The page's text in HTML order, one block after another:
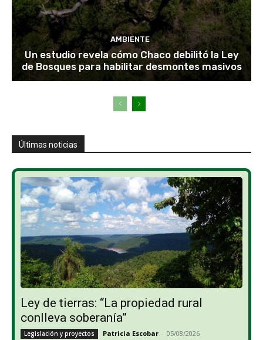
AMBIENTE
Un estudio revela cómo Chaco debilitó la Ley
de Bosques para habilitar desmontes masivos
Últimas noticias
Ley de tierras: “La propiedad rural
conlleva soberanía”
Legislación y proyectos Patricia Escobar - 05/08/2026